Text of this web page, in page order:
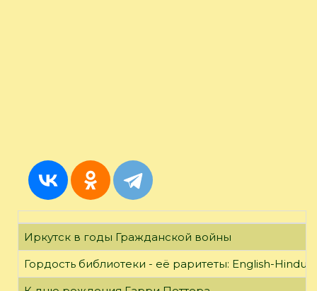
Иркутск в годы Гражданской войны
Гордость библиотеки - её раритеты: English-